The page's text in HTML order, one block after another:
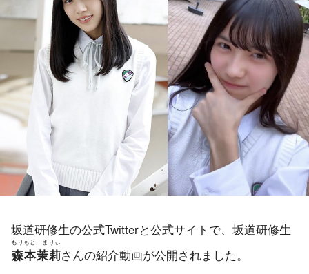
坂道研修生の公式Twitterと公式サイトで、坂道研修生
森本茉莉
もりもと まりぃ
さんの紹介動画が公開されました。